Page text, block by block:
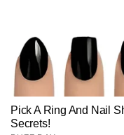
इंग्लिश और हिंदी
पॉडकास्ट भी
तकरीबन 6000 से
जगत के तमाम बड़े
तैयार किए हैं।